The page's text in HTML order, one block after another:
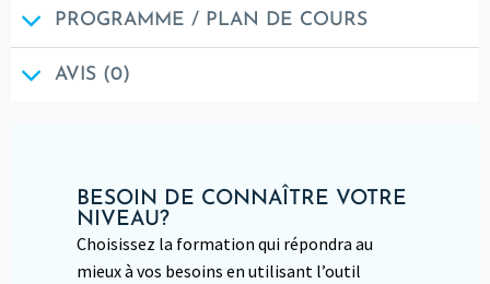
PROGRAMME / PLAN DE COURS
AVIS (0)
BESOIN DE CONNAÎTRE VOTRE
NIVEAU?
Choisissez la formation qui répondra au
mieux à vos besoins en utilisant l’outil